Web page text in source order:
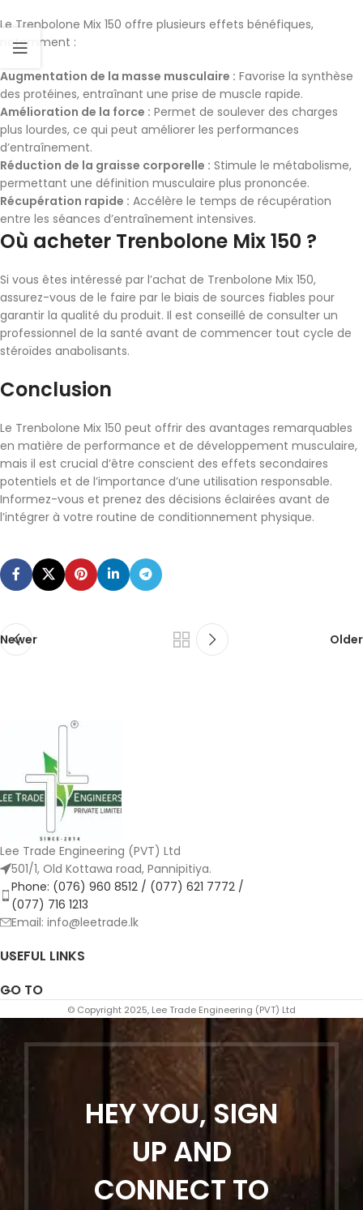
Le Trenbolone Mix 150 offre plusieurs effets bénéfiques,
notamment :
Augmentation de la masse musculaire : Favorise la synthèse
des protéines, entraînant une prise de muscle rapide.
Amélioration de la force : Permet de soulever des charges
plus lourdes, ce qui peut améliorer les performances
d’entraînement.
Réduction de la graisse corporelle : Stimule le métabolisme,
permettant une définition musculaire plus prononcée.
Récupération rapide : Accélère le temps de récupération
entre les séances d’entraînement intensives.
Où acheter Trenbolone Mix 150 ?
Si vous êtes intéressé par l’achat de Trenbolone Mix 150,
assurez-vous de le faire par le biais de sources fiables pour
garantir la qualité du produit. Il est conseillé de consulter un
professionnel de la santé avant de commencer tout cycle de
stéroïdes anabolisants.
Conclusion
Le Trenbolone Mix 150 peut offrir des avantages remarquables
en matière de performance et de développement musculaire,
mais il est crucial d’être conscient des effets secondaires
potentiels et de l’importance d’une utilisation responsable.
Informez-vous et prenez des décisions éclairées avant de
l’intégrer à votre routine de conditionnement physique.
Newer Older
Lee Trade Engineering (PVT) Ltd
501/1, Old Kottawa road, Pannipitiya.
Phone: (076) 960 8512 / (077) 621 7772 /
(077) 716 1213
Email: info@leetrade.lk
USEFUL LINKS
GO TO
© Copyright 2025, Lee Trade Engineering (PVT) Ltd
HEY YOU, SIGN
UP AND
CONNECT TO